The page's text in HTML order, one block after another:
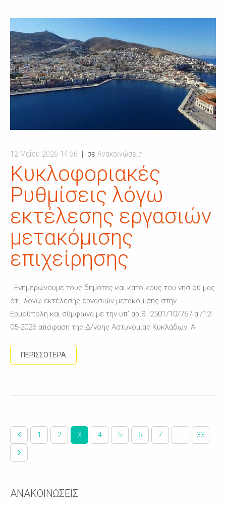
12 Μαΐου 2026 14:56 σε Ανακοινώσεις
Κυκλοφοριακές
Ρυθμίσεις λόγω
εκτέλεσης εργασιών
μετακόμισης
επιχείρησης
Ενημερώνουμε τους δημότες και κατοίκους του νησιού μας
ότι, λόγω εκτέλεσης εργασιών μετακόμισης στην
Ερμούπολη και σύμφωνα με την υπ’ αριθ. 2501/10/767-α’/12-
05-2026 απόφαση της Δ/νσης Αστυνομίας Κυκλάδων: Α ...
ΠΕΡΙΣΣΟΤΕΡΑ
1 2 3 4 5 6 7 … 33
ΑΝΑΚΟΙΝΩΣΕΙΣ